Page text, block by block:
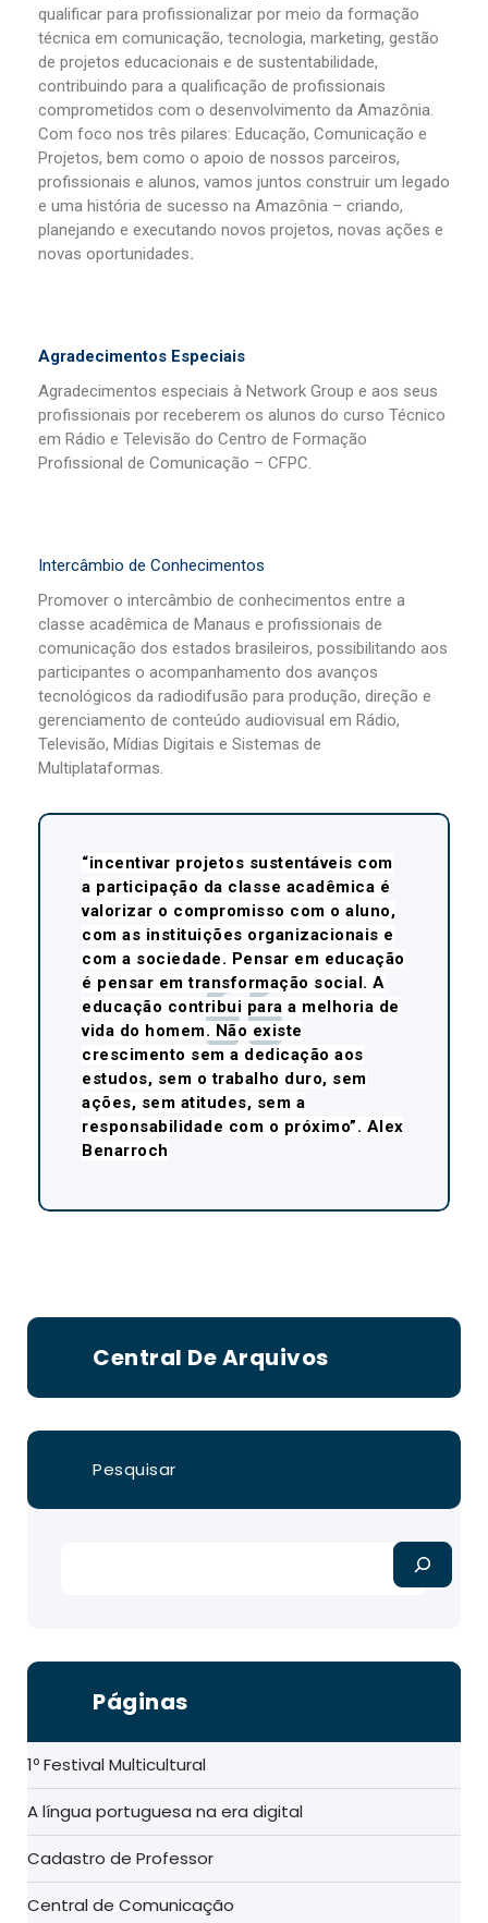
qualificar para profissionalizar por meio da formação
técnica em comunicação, tecnologia, marketing, gestão
de projetos educacionais e de sustentabilidade,
contribuindo para a qualificação de profissionais
comprometidos com o desenvolvimento da Amazônia.
Com foco nos três pilares: Educação, Comunicação e
Projetos, bem como o apoio de nossos parceiros,
profissionais e alunos, vamos juntos construir um legado
e uma história de sucesso na Amazônia – criando,
planejando e executando novos projetos, novas ações e
novas oportunidades.
Agradecimentos Especiais
Agradecimentos especiais à Network Group e aos seus
profissionais por receberem os alunos do curso Técnico
em Rádio e Televisão do Centro de Formação
Profissional de Comunicação – CFPC.
Intercâmbio de Conhecimentos
Promover o intercâmbio de conhecimentos entre a
classe acadêmica de Manaus e profissionais de
comunicação dos estados brasileiros, possibilitando aos
participantes o acompanhamento dos avanços
tecnológicos da radiodifusão para produção, direção e
gerenciamento de conteúdo audiovisual em Rádio,
Televisão, Mídias Digitais e Sistemas de
Multiplataformas.
“incentivar projetos sustentáveis com
a participação da classe acadêmica é
valorizar o compromisso com o aluno,
com as instituições organizacionais e
com a sociedade. Pensar em educação
é pensar em transformação social. A
educação contribui para a melhoria de
vida do homem. Não existe
crescimento sem a dedicação aos
estudos, sem o trabalho duro, sem
ações, sem atitudes, sem a
responsabilidade com o próximo”. Alex
Benarroch
Central De Arquivos
Pesquisar
Páginas
1º Festival Multicultural
A língua portuguesa na era digital
Cadastro de Professor
Central de Comunicação